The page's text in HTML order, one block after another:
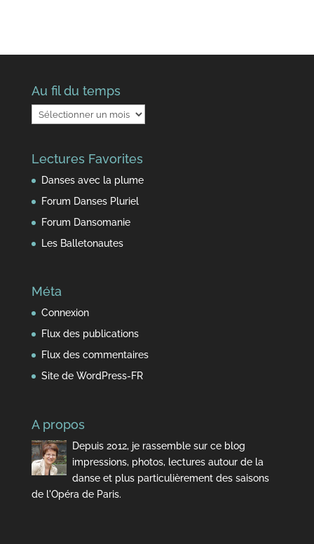
Au fil du temps
Au
fil
temps
Lectures Favorites
Danses avec la plume
Forum Danses Pluriel
Forum Dansomanie
Les Balletonautes
Méta
Connexion
Flux des publications
Flux des commentaires
Site de WordPress-FR
A propos
Depuis 2012, je rassemble sur ce blog
impressions, photos, lectures autour de la
danse et plus particulièrement des saisons
de l'Opéra de Paris.